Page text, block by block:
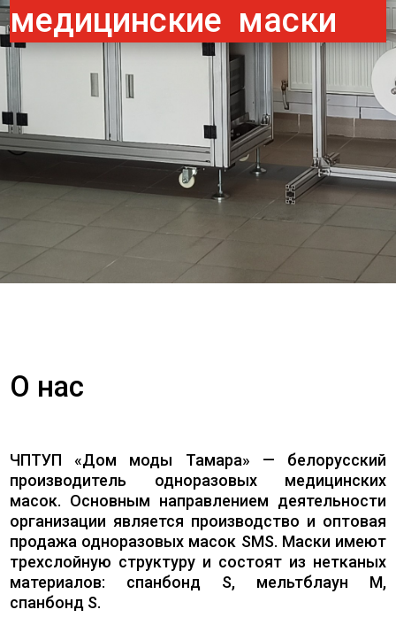
медицинские маски
О нас
ЧПТУП «Дом моды Тамара» — белорусский
производитель одноразовых медицинских
масок. Основным направлением деятельности
организации является производство и оптовая
продажа одноразовых масок SMS. Маски имеют
трехслойную структуру и состоят из нетканых
материалов: спанбонд S, мельтблаун M,
спанбонд S.